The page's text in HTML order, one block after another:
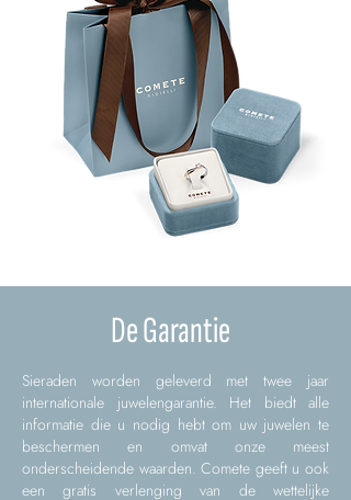
De Garantie
Sieraden worden geleverd met twee jaar
internationale juwelengarantie. Het biedt alle
informatie die u nodig hebt om uw juwelen te
beschermen en omvat onze meest
onderscheidende waarden. Comete geeft u ook
een gratis verlenging van de wettelijke